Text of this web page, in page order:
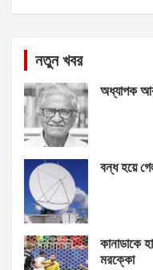
নতুন খবর
অধ্যাপক
বন্ধ হয়ে
কানাডাকে
মরক্কো